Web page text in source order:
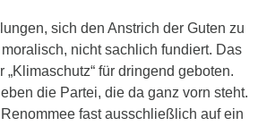
sich den Anstrich der Guten zu
nicht sachlich fundiert. Das
für dringend geboten.
die Partei, die da ganz vorn steht.
fast ausschließlich auf ein